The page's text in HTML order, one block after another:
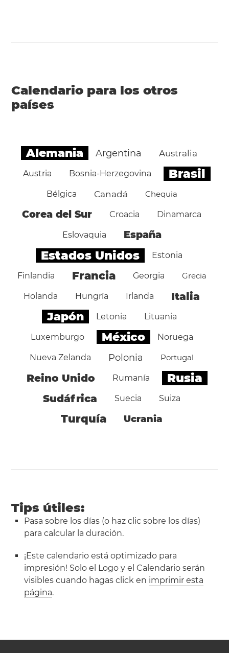
Calendario para los otros
países
Alemania Argentina Australia
Austria Bosnia-Herzegovina Brasil
Bélgica Canadá Chequia
Corea del Sur Croacia Dinamarca
Eslovaquia España
Estados Unidos Estonia
Finlandia Francia Georgia Grecia
Holanda Hungría Irlanda Italia
Japón Letonia Lituania
Luxemburgo México Noruega
Nueva Zelanda Polonia Portugal
Reino Unido Rumanía Rusia
Sudáfrica Suecia Suiza
Turquía Ucrania
Tips útiles:
Pasa sobre los días (o haz clic sobre los días)
para calcular la duración.
¡Este calendario está optimizado para
impresión! Solo el Logo y el Calendario serán
visibles cuando hagas click en imprimir esta
página.